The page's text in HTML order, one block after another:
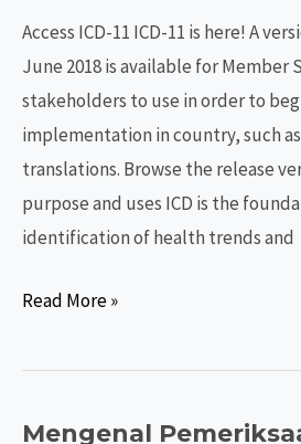
Access ICD-11 ICD-11 is here! A
June 2018 is available for Member
stakeholders to use in order to
implementation in country, such
translations. Browse the release
purpose and uses ICD is the
identification of health trends and
ICD-
MMS
Read More »
Mengenal